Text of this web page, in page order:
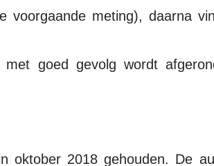
voorgaande meting), daarna
goed gevolg wordt